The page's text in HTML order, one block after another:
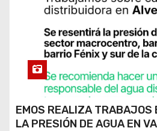
EMOS REALIZA TRABAJOS
LA PRESIÓN DE AGUA EN